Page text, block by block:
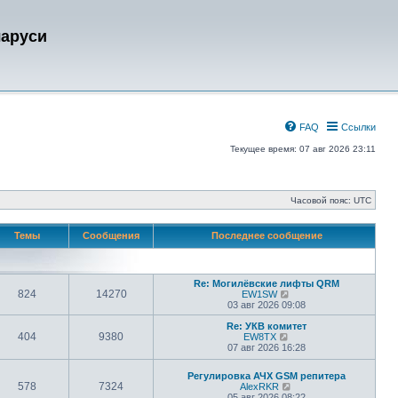
Ссылки
FAQ
Текущее время: 07 авг 2026 23:11
Часовой пояс: UTC
Темы Сообщения Последнее сообщение
824 14270
Re: Могилёвские лифты QRM
EW1SW
е
р
е
т
и
п
о
03 авг 2026 09:08
404 9380
Re: УКВ комитет
EW8TX
е
р
й
т
07 авг 2026 16:28
578 7324
Регулировка АЧХ GSM репитера
AlexRKR